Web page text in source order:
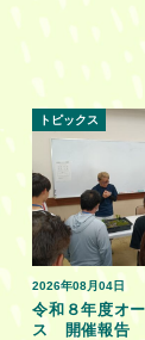
2026年08月04日
トピックス
令和８年度オ
ス 開催報告